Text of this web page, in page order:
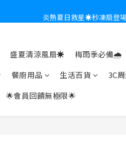
新會員
炎熱夏日救星☀️秒凍扇登
盛夏清涼風扇☀️ 梅雨季必備🌧️
餐廚用品 生活百貨 3C
🌟會員回饋無極限🌟